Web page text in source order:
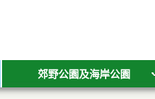
郊野公園及海岸公園